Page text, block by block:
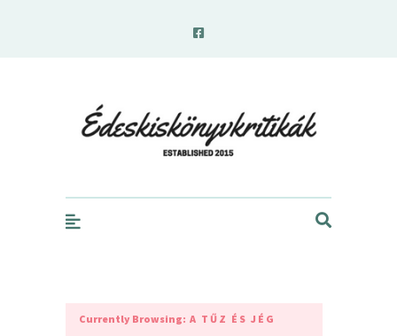
Currently Browsing: A TŰZ ÉS JÉG